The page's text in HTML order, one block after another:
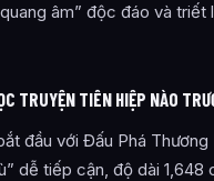
âm” độc đáo và
TRUYỆN TIÊN HIỆP NÀO
đầu với Đấu Phá
dễ tiếp cận, độ dài 1,648